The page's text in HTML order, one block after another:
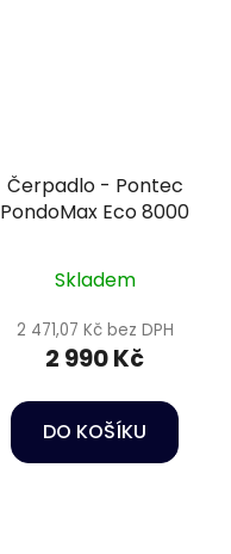
Čerpadlo - Pontec
PondoMax Eco 8000
Skladem
2 471,07 Kč bez DPH
2 990 Kč
DO KOŠÍKU